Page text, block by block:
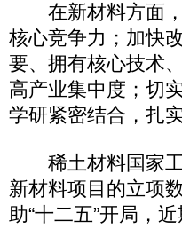
在新材料方面，
核心竞争力；加快
要、拥有核心技术
高产业集中度；切
学研紧密结合，扎
稀土材料国家工
新材料项目的立项
助“十二五”开局，